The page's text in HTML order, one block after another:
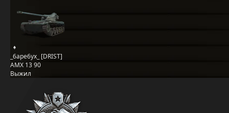
_6ape6yx_ [DRIST]
AMX 13 90
Выжил